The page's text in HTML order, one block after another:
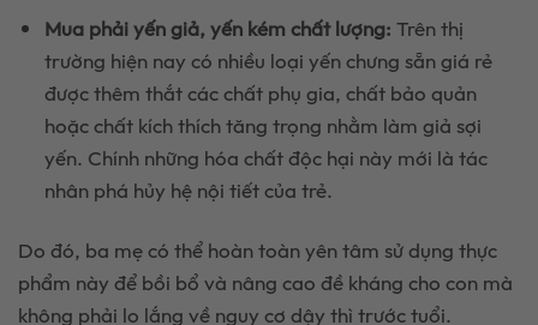
Mua phải yến giả, yến kém chất lượng: Trên thị
trường hiện nay có nhiều loại yến chưng sẵn giá rẻ
được thêm thắt các chất phụ gia, chất bảo quản
hoặc chất kích thích tăng trọng nhằm làm giả sợi
yến. Chính những hóa chất độc hại này mới là tác
nhân phá hủy hệ nội tiết của trẻ.
Do đó, ba mẹ có thể hoàn toàn yên tâm sử dụng thực
phẩm này để bồi bổ và nâng cao đề kháng cho con mà
không phải lo lắng về nguy cơ dậy thì trước tuổi.